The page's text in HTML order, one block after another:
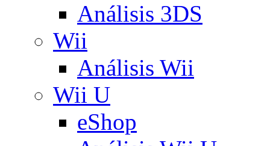
Análisis 3DS
Wii
Análisis Wii
Wii U
eShop